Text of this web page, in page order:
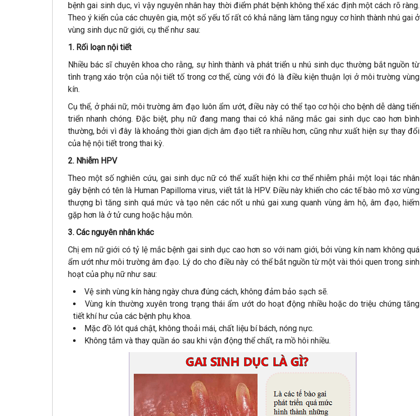
bệnh gai sinh dục, vì vậy nguyên nhân hay thời điểm phát bệnh không thể xác định một cách rõ ràng.
Theo ý kiến của các chuyên gia, một số yếu tố rất có khả năng làm tăng nguy cơ hình thành nhú gai ở
vùng sinh dục nữ giới, cụ thể như sau:
1. Rối loạn nội tiết
Nhiều bác sĩ chuyên khoa cho rằng, sự hình thành và phát triển u nhú sinh dục thường bắt nguồn từ
tình trạng xáo trộn của nội tiết tố trong cơ thể, cùng với đó là điều kiện thuận lợi ở môi trường vùng
kín.
Cụ thể, ở phái nữ, môi trường âm đạo luôn ẩm ướt, điều này có thể tạo cơ hội cho bệnh dễ dàng tiến
triển nhanh chóng. Đặc biệt, phụ nữ đang mang thai có khả năng mắc gai sinh dục cao hơn bình
thường, bởi vì đây là khoảng thời gian dịch âm đạo tiết ra nhiều hơn, cũng như xuất hiện sự thay đổi
của hệ nội tiết trong thai kỳ.
2. Nhiễm HPV
Theo một số nghiên cứu, gai sinh dục nữ có thể xuất hiện khi cơ thể nhiễm phải một loại tác nhân
gây bệnh có tên là Human Papilloma virus, viết tắt là HPV. Điều này khiến cho các tế bào mô xơ vùng
thượng bì tăng sinh quá mức và tạo nên các nốt u nhú gai xung quanh vùng âm hộ, âm đạo, hiếm
gặp hơn là ở tử cung hoặc hậu môn.
3. Các nguyên nhân khác
Chị em nữ giới có tỷ lệ mắc bệnh gai sinh dục cao hơn so với nam giới, bởi vùng kín nam không quá
ẩm ướt như môi trường âm đạo. Lý do cho điều này có thể bắt nguồn từ một vài thói quen trong sinh
hoạt của phụ nữ như sau:
Vệ sinh vùng kín hàng ngày chưa đúng cách, không đảm bảo sạch sẽ.
Vùng kín thường xuyên trong trạng thái ẩm ướt do hoạt động nhiều hoặc do triệu chứng tăng
tiết khí hư của các bệnh phụ khoa.
Mặc đồ lót quá chật, không thoải mái, chất liệu bí bách, nóng nực.
Không tắm và thay quần áo sau khi vận động thể chất, ra mồ hôi nhiều.